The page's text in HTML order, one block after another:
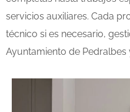
servicios auxiliares. Cada
técnico si es necesario,
Ayuntamiento de Pedralbes